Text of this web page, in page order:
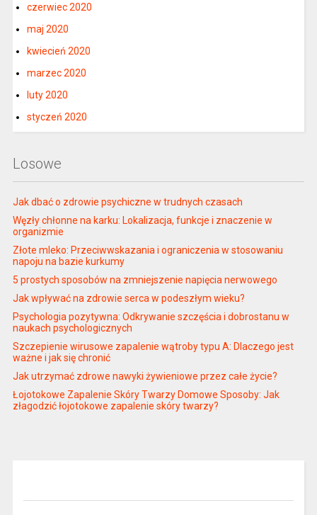
czerwiec 2020
maj 2020
kwiecień 2020
marzec 2020
luty 2020
styczeń 2020
Losowe
Jak dbać o zdrowie psychiczne w trudnych czasach
Węzły chłonne na karku: Lokalizacja, funkcje i znaczenie w
organizmie
Złote mleko: Przeciwwskazania i ograniczenia w stosowaniu
napoju na bazie kurkumy
5 prostych sposobów na zmniejszenie napięcia nerwowego
Jak wpływać na zdrowie serca w podeszłym wieku?
Psychologia pozytywna: Odkrywanie szczęścia i dobrostanu w
naukach psychologicznych
Szczepienie wirusowe zapalenie wątroby typu A: Dlaczego jest
ważne i jak się chronić
Jak utrzymać zdrowe nawyki żywieniowe przez całe życie?
Łojotokowe Zapalenie Skóry Twarzy Domowe Sposoby: Jak
złagodzić łojotokowe zapalenie skóry twarzy?